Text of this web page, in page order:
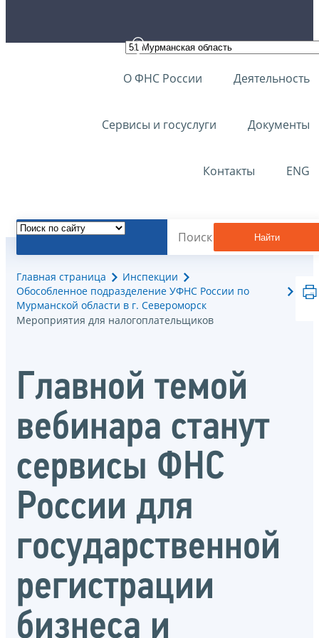
О ФНС России Деятельность
Сервисы и госуслуги Документы
Контакты ENG
Найти
Главная страница
Инспекции
Обособленное подразделение УФНС России по
Мурманской области в г. Североморск
Мероприятия для налогоплательщиков
Главной темой
вебинара станут
сервисы ФНС
России для
государственной
регистрации
бизнеса и